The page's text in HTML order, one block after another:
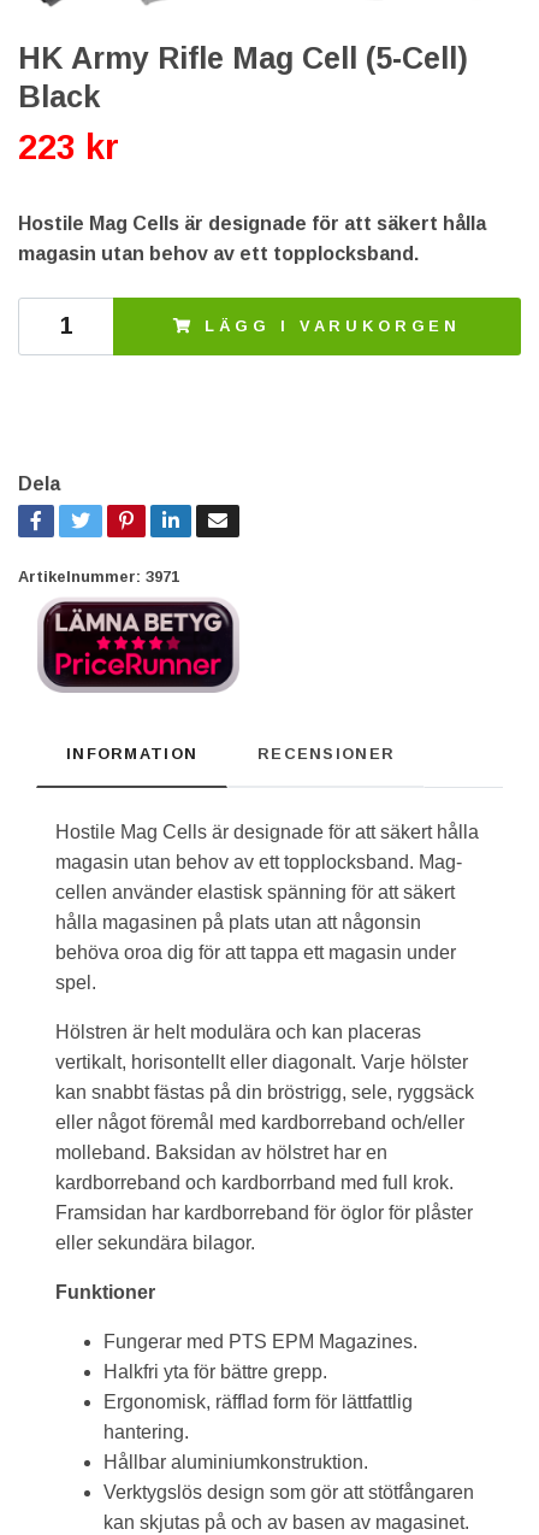
HK Army Rifle Mag Cell (5-Cell)
Black
223 kr
Hostile Mag Cells är designade för att säkert hålla
magasin utan behov av ett topplocksband.
LÄGG I VARUKORGEN
Dela
Artikelnummer: 3971
INFORMATION RECENSIONER
Hostile Mag Cells är designade för att säkert hålla
magasin utan behov av ett topplocksband. Mag-
cellen använder elastisk spänning för att säkert
hålla magasinen på plats utan att någonsin
behöva oroa dig för att tappa ett magasin under
spel.
Hölstren är helt modulära och kan placeras
vertikalt, horisontellt eller diagonalt. Varje hölster
kan snabbt fästas på din bröstrigg, sele, ryggsäck
eller något föremål med kardborreband och/eller
molleband. Baksidan av hölstret har en
kardborreband och kardborrband med full krok.
Framsidan har kardborreband för öglor för plåster
eller sekundära bilagor.
Funktioner
Fungerar med PTS EPM Magazines.
Halkfri yta för bättre grepp.
Ergonomisk, räfflad form för lättfattlig
hantering.
Hållbar aluminiumkonstruktion.
Verktygslös design som gör att stötfångaren
kan skjutas på och av basen av magasinet.